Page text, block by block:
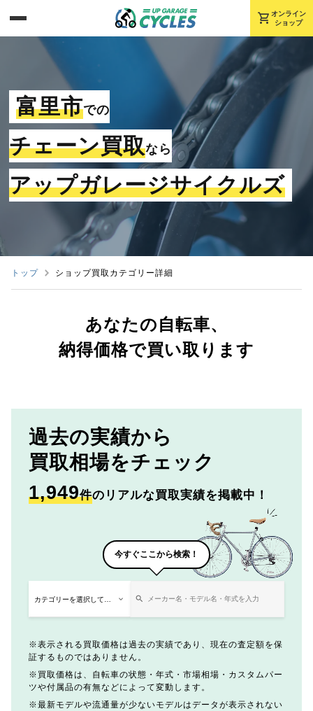
shopping_cart オンライン
ショップ
富里市での
チェーン買取なら
アップガレージサイクルズ
トップ ショップ買取カテゴリー詳細
あなたの自転車、
納得価格で買い取ります
過去の実績から
買取相場をチェック
1,949件のリアルな買取実績を掲載中！
今すぐここから検索！
表示される買取価格は過去の実績であり、現在の査定額を保
証するものではありません。
買取価格は、自転車の状態・年式・市場相場・カスタムパー
ツや付属品の有無などによって変動します。
最新モデルや流通量が少ないモデルはデータが表示されない